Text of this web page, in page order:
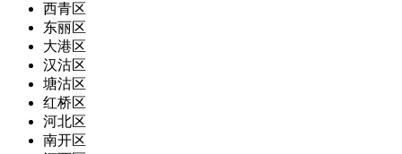
西青区
东丽区
大港区
汉沽区
塘沽区
红桥区
河北区
南开区